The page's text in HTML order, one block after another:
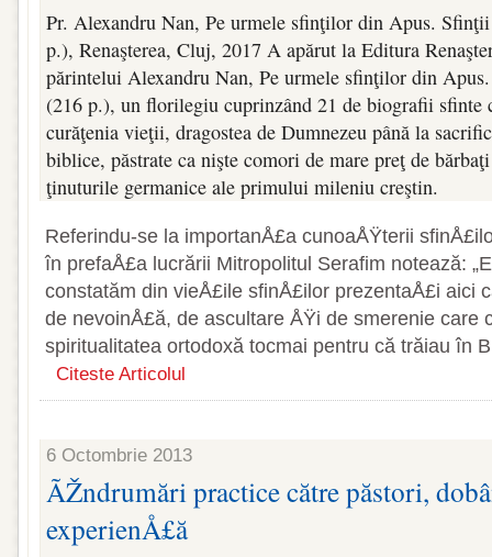
Pr. Alexandru Nan, Pe urmele sfinţilor din Apus.
p.), Renaşterea, Cluj, 2017 A apărut la Editura
părinte­lui Alexandru Nan, Pe urme­le sfinţilor din
(216 p.), un florilegiu cuprinzând 21 de biografii sfinte
curăţenia vieţii, dra­gostea de Dumnezeu până la
biblice, păstrate ca nişte comori de mare preţ de
ţinuturile germanice ale primului mileniu creştin.
Referindu-se la importanÅ£a cunoaÅŸ­terii
în pre­faÅ£a lucrării Mitropolitul Serafim notea­ză:
constatăm din vieÅ£ile sfinÅ£ilor prezentaÅ£i aici
de nevoinÅ£ă, de ascultare ÅŸi de smere­nie care
spiritualitatea or­todoxă tocmai pentru că trăiau în
Citeste Articolul
6 Octombrie 2013
ÃŽndrumări practice către păstori,
experienÅ£ă